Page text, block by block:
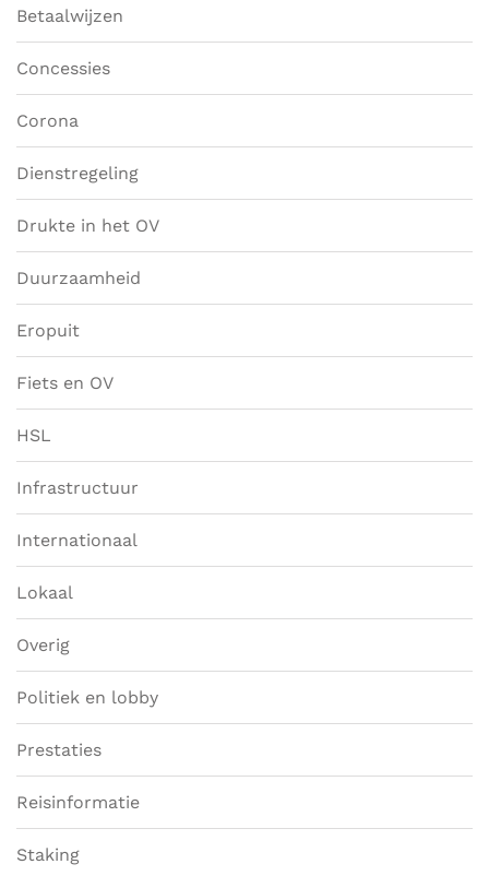
Betaalwijzen
Concessies
Corona
Dienstregeling
Drukte in het OV
Duurzaamheid
Eropuit
Fiets en OV
HSL
Infrastructuur
Internationaal
Lokaal
Overig
Politiek en lobby
Prestaties
Reisinformatie
Staking